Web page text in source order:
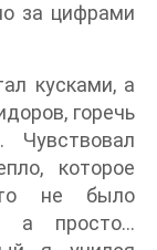
за цифрами
кусками, а
горечь
Чувствовал
которое
не было
а просто…